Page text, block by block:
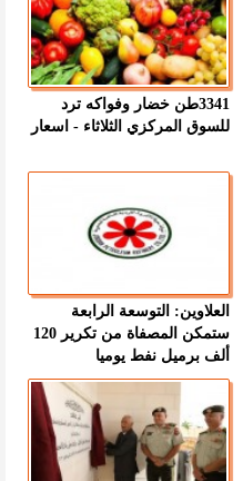
3341طن خضار وفواكه ترد
للسوق المركزي الثلاثاء - اسعار
العلاوين: التوسعة الرابعة
ستمكن المصفاة من تكرير 120
ألف برميل نفط يوميا